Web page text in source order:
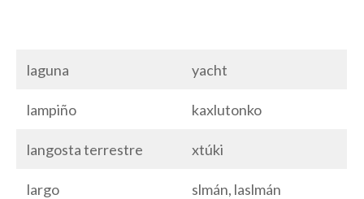
laguna yacht
lampiño kaxlutonko
langosta terrestre xtúki
largo slmán, laslmán